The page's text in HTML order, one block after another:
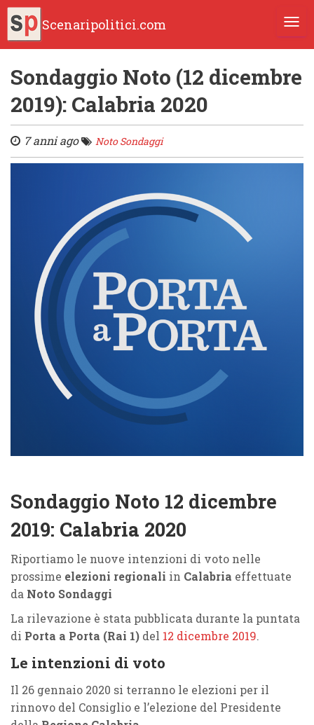
Scenaripolitici.com
Sondaggio Noto (12 dicembre
2019): Calabria 2020
7 anni ago Noto Sondaggi
Sondaggio Noto 12 dicembre
2019: Calabria 2020
Riportiamo le nuove intenzioni di voto nelle
prossime elezioni regionali in Calabria effettuate
da Noto Sondaggi
La rilevazione è stata pubblicata durante la puntata
di Porta a Porta (Rai 1) del 12 dicembre 2019.
Le intenzioni di voto
Il 26 gennaio 2020 si terranno le elezioni per il
rinnovo del Consiglio e l’elezione del Presidente